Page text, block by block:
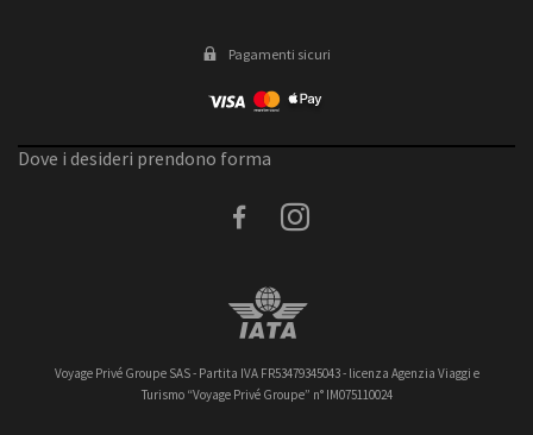
Pagamenti sicuri
Dove i desideri prendono forma
Voyage Privé Groupe SAS - Partita IVA FR53479345043 - licenza Agenzia Viaggi e
Turismo “Voyage Privé Groupe” n° IM075110024